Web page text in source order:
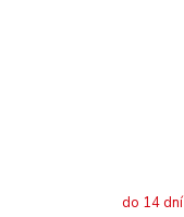
do 14 dní